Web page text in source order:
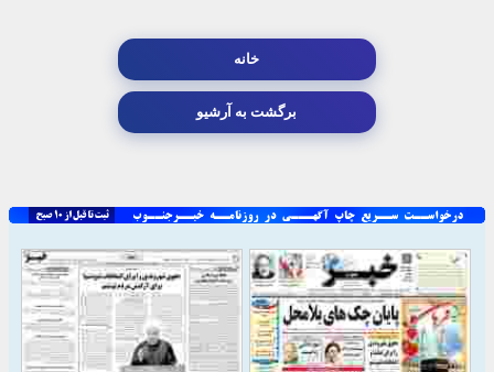
خانه
برگشت به آرشیو